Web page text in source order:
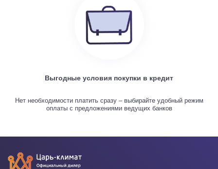
Выгодные условия покупки в кредит
Нет необходимости платить сразу – выбирайте удобный режим
оплаты с предложениями ведущих банков